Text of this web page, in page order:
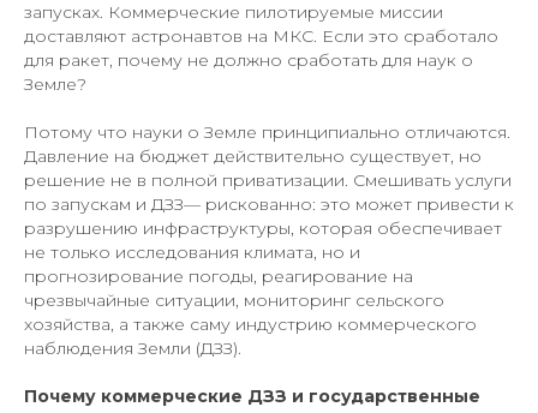
запусках. Коммерческие пилотируемые миссии
доставляют астронавтов на МКС. Если это сработало
для ракет, почему не должно сработать для наук о
Земле?
Потому что науки о Земле принципиально отличаются.
Давление на бюджет действительно существует, но
решение не в полной приватизации. Смешивать услуги
по запускам и ДЗЗ— рискованно: это может привести к
разрушению инфраструктуры, которая обеспечивает
не только исследования климата, но и
прогнозирование погоды, реагирование на
чрезвычайные ситуации, мониторинг сельского
хозяйства, а также саму индустрию коммерческого
наблюдения Земли (ДЗЗ).
Почему коммерческие ДЗЗ и государственные